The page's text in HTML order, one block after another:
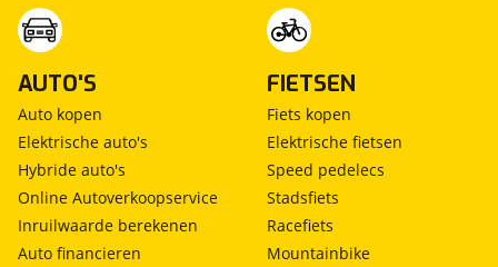
AUTO'S
Auto kopen
Elektrische auto's
Hybride auto's
Online Autoverkoopservice
Inruilwaarde berekenen
Auto financieren
FIETSEN
Fiets kopen
Elektrische fietsen
Speed pedelecs
Stadsfiets
Racefiets
Mountainbike